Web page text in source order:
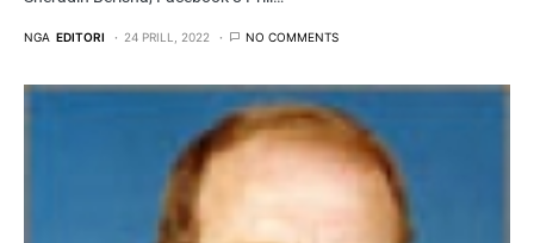
NGA EDITORI 24 PRILL, 2022 NO COMMENTS